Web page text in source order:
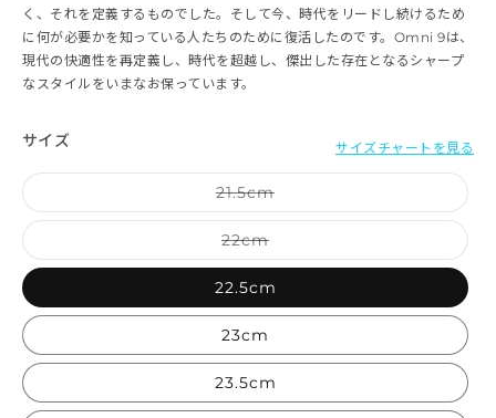
く、それを定義するものでした。そして今、時代をリードし続けるため
に何が必要かを知っている人たちのために復活したのです。Omni 9は、
現代の快適性を再定義し、時代を超越し、傑出した存在となるシャープ
なスタイルをいまなお保っています。
サイズ サイズチャートを見る
21.5cmバリエーションは売り切れ
22cmバリエーションは売り切れて
22.5cm
23cm
23.5cm